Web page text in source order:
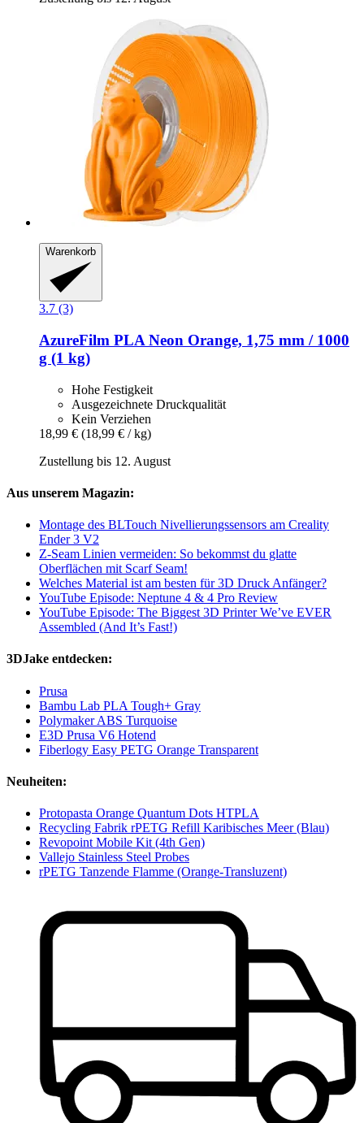
Warenkorb
3.7 (3)
AzureFilm PLA Neon Orange, 1,75 mm / 1000
g (1 kg)
Hohe Festigkeit
Ausgezeichnete Druckqualität
Kein Verziehen
18,99 € (18,99 € / kg)
Zustellung bis 12. August
Aus unserem Magazin:
Montage des BLTouch Nivellierungssensors am Creality
Ender 3 V2
Z-Seam Linien vermeiden: So bekommst du glatte
Oberflächen mit Scarf Seam!
Welches Material ist am besten für 3D Druck Anfänger?
YouTube Episode: Neptune 4 & 4 Pro Review
YouTube Episode: The Biggest 3D Printer We’ve EVER
Assembled (And It’s Fast!)
3DJake entdecken:
Prusa
Bambu Lab PLA Tough+ Gray
Polymaker ABS Turquoise
E3D Prusa V6 Hotend
Fiberlogy Easy PETG Orange Transparent
Neuheiten:
Protopasta Orange Quantum Dots HTPLA
Recycling Fabrik rPETG Refill Karibisches Meer (Blau)
Revopoint Mobile Kit (4th Gen)
Vallejo Stainless Steel Probes
rPETG Tanzende Flamme (Orange-Transluzent)